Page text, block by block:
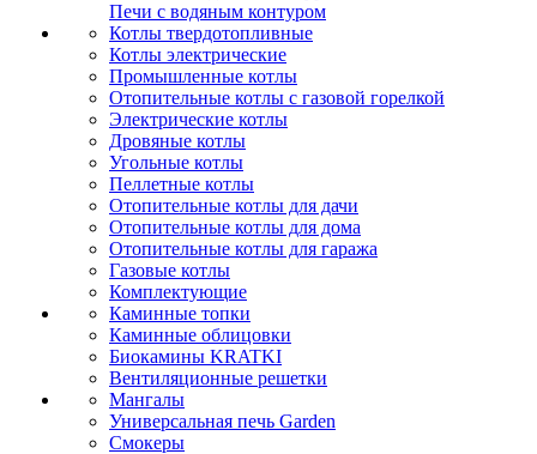
Печи с водяным контуром
Котлы твердотопливные
Котлы электрические
Промышленные котлы
Отопительные котлы с газовой горелкой
Электрические котлы
Дровяные котлы
Угольные котлы
Пеллетные котлы
Отопительные котлы для дачи
Отопительные котлы для дома
Отопительные котлы для гаража
Газовые котлы
Комплектующие
Каминные топки
Каминные облицовки
Биокамины KRATKI
Вентиляционные решетки
Мангалы
Универсальная печь Garden
Смокеры